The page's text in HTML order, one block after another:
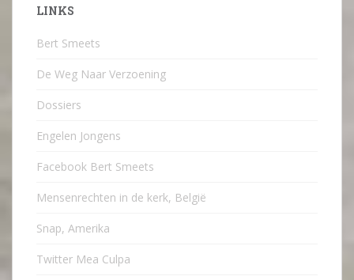
LINKS
Bert Smeets
De Weg Naar Verzoening
Dossiers
Engelen Jongens
Facebook Bert Smeets
Mensenrechten in de kerk, België
Snap, Amerika
Twitter Mea Culpa